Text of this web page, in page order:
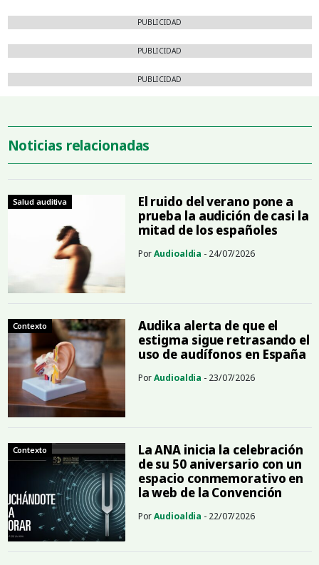
PUBLICIDAD
PUBLICIDAD
PUBLICIDAD
Noticias relacionadas
Salud auditiva
El ruido del verano pone a
prueba la audición de casi la
mitad de los españoles
PorAudioaldia - 24/07/2026
Contexto
Audika alerta de que el
estigma sigue retrasando el
uso de audífonos en España
PorAudioaldia - 23/07/2026
Contexto
La ANA inicia la celebración
de su 50 aniversario con un
espacio conmemorativo en
la web de la Convención
PorAudioaldia - 22/07/2026